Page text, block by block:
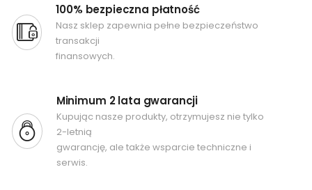
100% bezpieczna płatność
Nasz sklep zapewnia pełne bezpieczeństwo
transakcji
finansowych.
Minimum 2 lata gwarancji
Kupując nasze produkty, otrzymujesz nie tylko
2-letnią
gwarancję, ale także wsparcie techniczne i
serwis.